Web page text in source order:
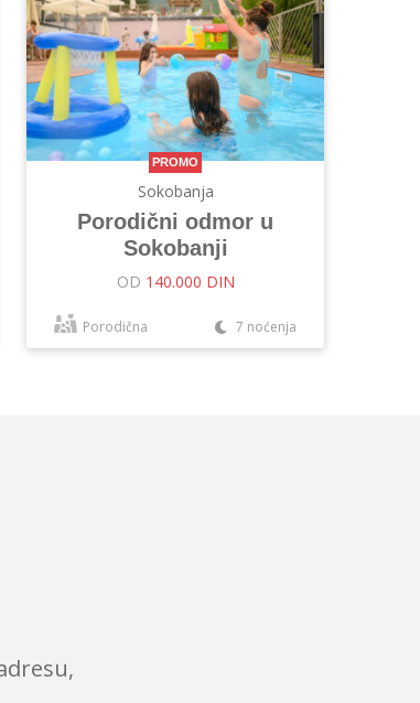
PROMO
Sokobanja
Porodični odmor u
Sokobanji
OD 140.000 DIN
Porodična 7 noćenja